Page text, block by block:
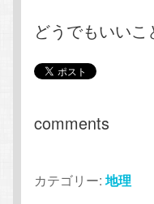
どうでもいい
comments
カテゴリー: 地理